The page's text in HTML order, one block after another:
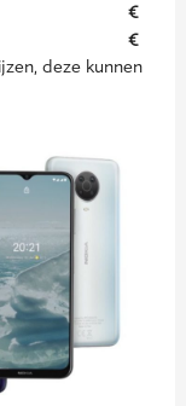
€
€
deze kunnen